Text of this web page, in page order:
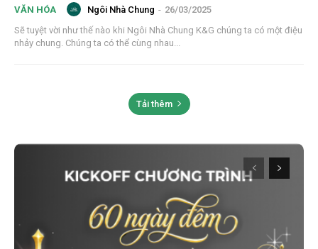
VĂN HÓA Ngôi Nhà Chung - 26/03/2025
Sẽ tuyệt vời như thế nào khi Ngôi Nhà Chung K&G chúng ta có một điệu
nhảy chung. Chúng ta có thể cùng nhau...
Tải thêm